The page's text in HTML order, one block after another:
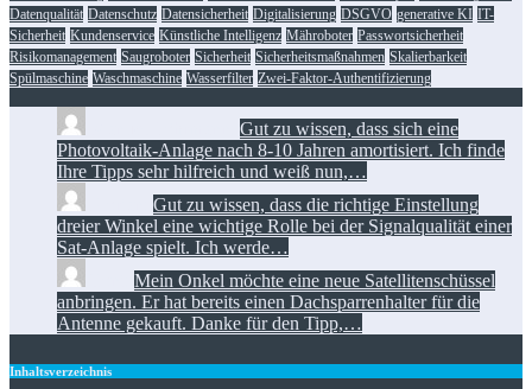
Datenqualität Datenschutz Datensicherheit Digitalisierung DSGVO generative KI IT-
Sicherheit Kundenservice Künstliche Intelligenz Mähroboter Passwortsicherheit
Risikomanagement Saugroboter Sicherheit Sicherheitsmaßnahmen Skalierbarkeit
Spülmaschine Waschmaschine Wasserfilter Zwei-Faktor-Authentifizierung
Gut zu wissen, dass sich eine
Photovoltaik-Anlage nach 8-10 Jahren amortisiert. Ich finde
Ihre Tipps sehr hilfreich und weiß nun,…
Gut zu wissen, dass die richtige Einstellung
dreier Winkel eine wichtige Rolle bei der Signalqualität einer
Sat-Anlage spielt. Ich werde…
Mein Onkel möchte eine neue Satellitenschüssel
anbringen. Er hat bereits einen Dachsparrenhalter für die
Antenne gekauft. Danke für den Tipp,…
Inhaltsverzeichnis